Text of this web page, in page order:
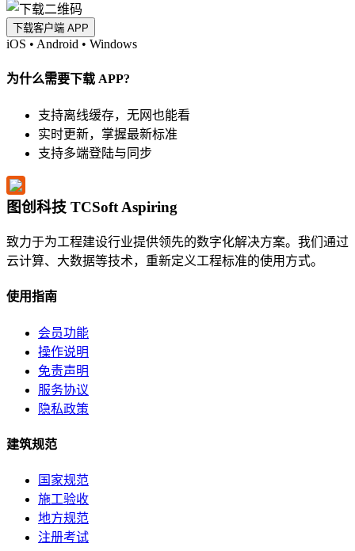
下载客户端 APP
iOS • Android • Windows
为什么需要下载 APP?
支持离线缓存，无网也能看
实时更新，掌握最新标准
支持多端登陆与同步
图创科技 TCSoft Aspiring
致力于为工程建设行业提供领先的数字化解决方案。我们通过
云计算、大数据等技术，重新定义工程标准的使用方式。
使用指南
会员功能
操作说明
免责声明
服务协议
隐私政策
建筑规范
国家规范
施工验收
地方规范
注册考试